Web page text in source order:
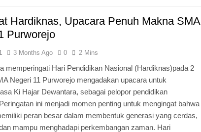
Hardiknas, Upacara Penuh Makna SMA
Purworejo
3 Months Ago 0 2 Mins
memperingati Hari Pendidikan Nasional (Hardiknas)pada 2
Negeri 11 Purworejo mengadakan upacara untuk
Ki Hajar Dewantara, sebagai pelopor pendidikan
ini menjadi momen penting untuk mengingat bahwa
peran besar dalam membentuk generasi yang cerdas,
mampu menghadapi perkembangan zaman. Hari